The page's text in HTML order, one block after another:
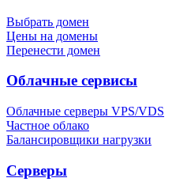
Выбрать домен
Цены на домены
Перенести домен
Облачные сервисы
Облачные серверы VPS/VDS
Частное облако
Балансировщики нагрузки
Серверы